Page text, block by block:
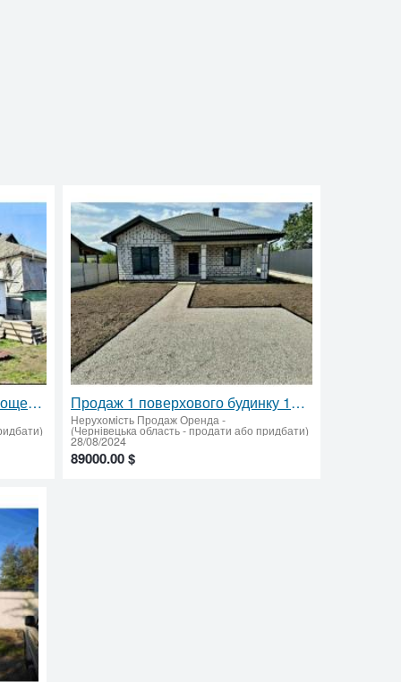
Продам будинок у Діівці 1, площею 73 кв.м. Продаж 1 поверхового будинку 142 кв.м, з ділянкою 6 соток
Нерухомiсть Продаж Оренда -
(Чернівецька область - продати або придбати)
28/08/2024
89000.00 $